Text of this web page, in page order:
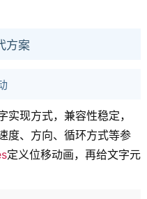
方案
现方式，兼容性稳定，
度、方向、循环方式等参
定义位移动画，再给文字元